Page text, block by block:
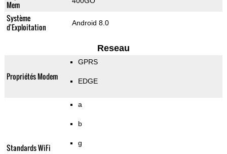
Mem
Système
d'Exploitation
Android 8.0
Reseau
Propriétés Modem
GPRS
EDGE
Standards WiFi
a
b
g